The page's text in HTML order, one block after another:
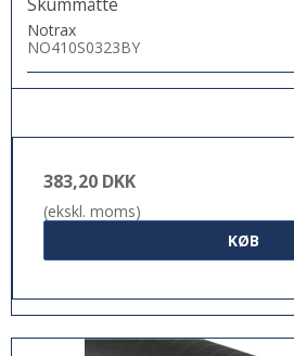
Notrax
NO410S0323BY
383,20 DKK
(ekskl. moms)
KØB